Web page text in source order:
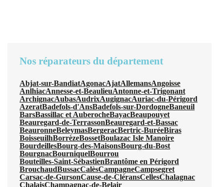
Nos réparateurs du département
Abjat-sur-BandiatAgonacAjatAllemansAngoisse
AnlhiacAnnesse-et-BeaulieuAntonne-et-Trigonant
ArchignacAubasAudrixAugignacAuriac-du-Périgord
AzeratBadefols-d'AnsBadefols-sur-DordogneBaneuil
BarsBassillac et AuberocheBayacBeaupouyet
Beauregard-de-TerrassonBeauregard-et-Bassac
BeauronneBeleymasBergeracBertric-BuréeBiras
BoisseuilhBorrèzeBossetBoulazac Isle Manoire
BourdeillesBourg-des-MaisonsBourg-du-Bost
BourgnacBourniquelBourrou
Bouteilles-Saint-SébastienBrantôme en Périgord
BrouchaudBussacCalèsCampagneCampsegret
Carsac-de-GursonCause-de-CléransCellesChalagnac
ChalaisChampagnac-de-Belair